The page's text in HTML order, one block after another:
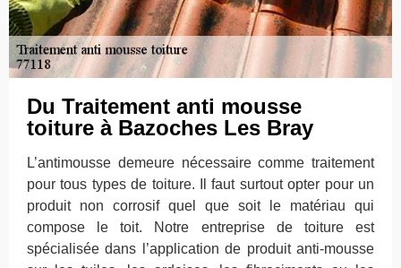
Du Traitement anti mousse
toiture à Bazoches Les Bray
L’antimousse demeure nécessaire comme traitement
pour tous types de toiture. Il faut surtout opter pour un
produit non corrosif quel que soit le matériau qui
compose le toit. Notre entreprise de toiture est
spécialisée dans l’application de produit anti-mousse